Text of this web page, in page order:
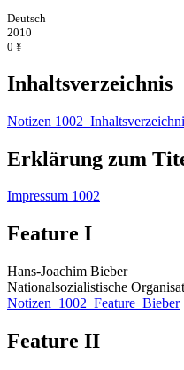
Deutsch
2010
0 ¥
Inhaltsverzeichnis
Notizen
Erklärung zum
Impressum 1002
Feature I
Hans-Joachim Bieber
Nationalsozialistische
Notizen_1002_Feature_Bieber
Feature II